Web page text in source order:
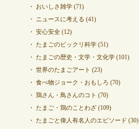
おいしさ雑学(71)
ニュースに考える (41)
安心安全(12)
たまごのビックリ科学(51)
たまごの歴史・文学・文化学(101)
世界のたまごアート (23)
食べ物ジョーク・おもしろ (70)
鶏さん・鳥さんのコト (70)
たまご・鶏のことわざ(109)
たまごと偉人有名人のエピソード (30)